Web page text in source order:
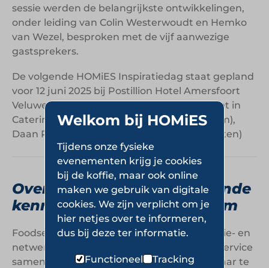
sessie werden de belangrijkste ontwikkelingen,
onder leiding van Colin Westerwoudt en Hemko
van Wezel, besproken met de vijf aanwezige
gastsprekers.
De volgende HOMiES Inspiratiedag staat gepland
voor 12 juni 2025 bij Postillion Hotel Amersfoort
Veluwemeer en gaat over De Next Big Reset in
Catering. Met de sprekers Armijn Kos (Vitam),
Daan Peters (Appèl) en Jacob-Jan Bos (Hutten)
Over HOMiES: Het verbindende
kennis- en inspiratieplatform
Foodservice HOMiES is een kennis-, inspiratie- en
netwerkplatform dat professionals in foodservice
samenbrengt om inzichten te delen en elkaar te
Welkom bij HOMiES
Tijdens onze fysieke
evenementen krijg je cookies
bij de koffie, maar ook online
maken we gebruik van digitale
cookies. We zijn verplicht om je
hier netjes over te informeren,
dus bij deze ter informatie.
Functioneel Tracking